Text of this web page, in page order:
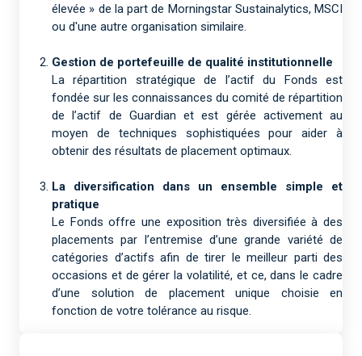
élevée » de la part de Morningstar Sustainalytics, MSCI
ou d'une autre organisation similaire.
Gestion de portefeuille de qualité institutionnelle
La répartition stratégique de l’actif du Fonds est
fondée sur les connaissances du comité de répartition
de l’actif de Guardian et est gérée activement au
moyen de techniques sophistiquées pour aider à
obtenir des résultats de placement optimaux.
La diversification dans un ensemble simple et
pratique
Le Fonds offre une exposition très diversifiée à des
placements par l’entremise d’une grande variété de
catégories d’actifs afin de tirer le meilleur parti des
occasions et de gérer la volatilité, et ce, dans le cadre
d’une solution de placement unique choisie en
fonction de votre tolérance au risque.